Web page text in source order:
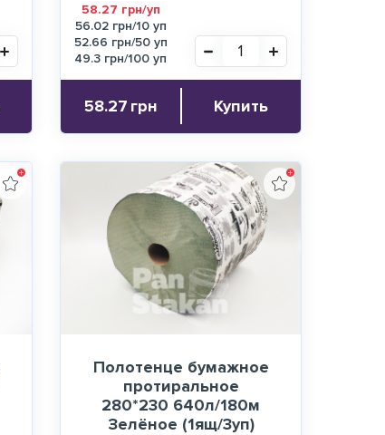
58.27 грн/уп
56.02 грн/10 уп
52.66 грн/50 уп
49.3 грн/100 уп
58.27 грн Купить
Полотенце бумажное
протиральное
280*230 640л/180м
Зелёное (1ящ/3уп)